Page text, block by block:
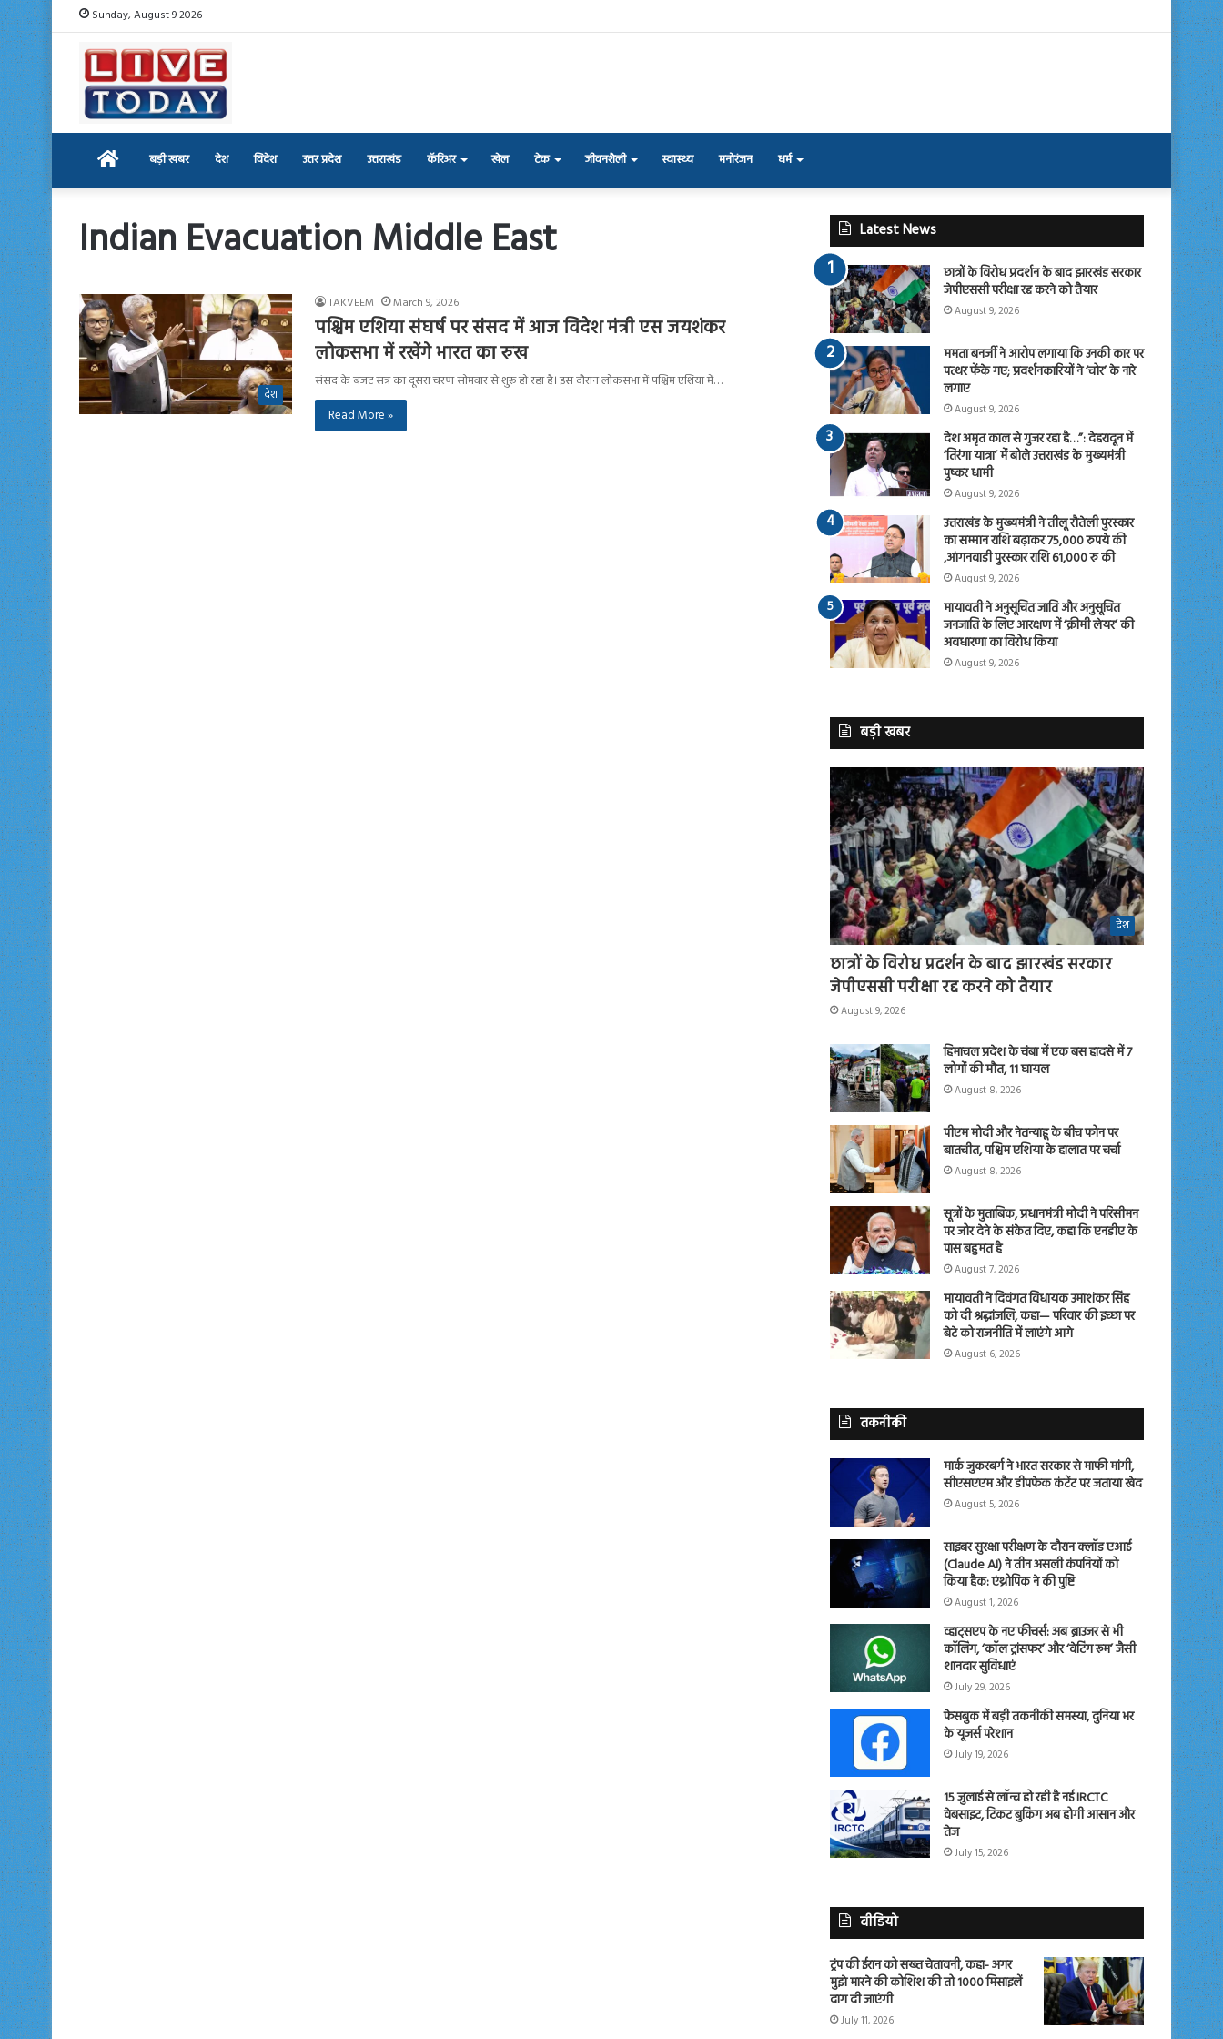
Sunday, August 9 2026
Home बड़ी खबर देश विदेश उत्तर प्रदेश उत्तराखंड कॅरिअर खेल टेक जीवनशैली स्वास्थ्य मनोरंजन धर्म
Indian Evacuation Middle East
देश
TAKVEEM March 9, 2026
पश्चिम एशिया संघर्ष पर संसद में आज विदेश मंत्री एस जयशंकर
लोकसभा में रखेंगे भारत का रुख
संसद के बजट सत्र का दूसरा चरण सोमवार से शुरू हो रहा है। इस दौरान लोकसभा में पश्चिम एशिया में…
Read More »
Latest News
छात्रों के विरोध प्रदर्शन के बाद झारखंड सरकार
जेपीएससी परीक्षा रद्द करने को तैयार
August 9, 2026
ममता बनर्जी ने आरोप लगाया कि उनकी कार पर
पत्थर फेंके गए; प्रदर्शनकारियों ने ‘चोर’ के नारे
लगाए
August 9, 2026
देश अमृत काल से गुजर रहा है…”: देहरादून में
‘तिरंगा यात्रा’ में बोले उत्तराखंड के मुख्यमंत्री
पुष्कर धामी
August 9, 2026
उत्तराखंड के मुख्यमंत्री ने तीलू रौतेली पुरस्कार
का सम्मान राशि बढ़ाकर 75,000 रुपये की
,आंगनवाड़ी पुरस्कार राशि 61,000 रु की
August 9, 2026
मायावती ने अनुसूचित जाति और अनुसूचित
जनजाति के लिए आरक्षण में ‘क्रीमी लेयर’ की
अवधारणा का विरोध किया
August 9, 2026
बड़ी खबर
देश
छात्रों के विरोध प्रदर्शन के बाद झारखंड सरकार
जेपीएससी परीक्षा रद्द करने को तैयार
August 9, 2026
हिमाचल प्रदेश के चंबा में एक बस हादसे में 7
लोगों की मौत, 11 घायल
August 8, 2026
पीएम मोदी और नेतन्याहू के बीच फोन पर
बातचीत, पश्चिम एशिया के हालात पर चर्चा
August 8, 2026
सूत्रों के मुताबिक, प्रधानमंत्री मोदी ने परिसीमन
पर जोर देने के संकेत दिए, कहा कि एनडीए के
पास बहुमत है
August 7, 2026
मायावती ने दिवंगत विधायक उमाशंकर सिंह
को दी श्रद्धांजलि, कहा— परिवार की इच्छा पर
बेटे को राजनीति में लाएंगे आगे
August 6, 2026
तकनीकी
मार्क जुकरबर्ग ने भारत सरकार से माफी मांगी,
सीएसएएम और डीपफेक कंटेंट पर जताया खेद
August 5, 2026
साइबर सुरक्षा परीक्षण के दौरान क्लॉड एआई
(Claude AI) ने तीन असली कंपनियों को
किया हैक: एंथ्रोपिक ने की पुष्टि
August 1, 2026
व्हाट्सएप के नए फीचर्स: अब ब्राउजर से भी
कॉलिंग, ‘कॉल ट्रांसफर’ और ‘वेटिंग रूम’ जैसी
शानदार सुविधाएं
July 29, 2026
फेसबुक में बड़ी तकनीकी समस्या, दुनिया भर
के यूजर्स परेशान
July 19, 2026
15 जुलाई से लॉन्च हो रही है नई IRCTC
वेबसाइट, टिकट बुकिंग अब होगी आसान और
तेज
July 15, 2026
वीडियो
ट्रंप की ईरान को सख्त चेतावनी, कहा- अगर
मुझे मारने की कोशिश की तो 1000 मिसाइलें
दाग दी जाएंगी
July 11, 2026